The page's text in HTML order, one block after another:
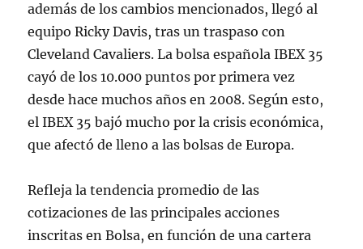
además de los cambios mencionados, llegó al
equipo Ricky Davis, tras un traspaso con
Cleveland Cavaliers. La bolsa española IBEX 35
cayó de los 10.000 puntos por primera vez
desde hace muchos años en 2008. Según esto,
el IBEX 35 bajó mucho por la crisis económica,
que afectó de lleno a las bolsas de Europa.
Refleja la tendencia promedio de las
cotizaciones de las principales acciones
inscritas en Bolsa, en función de una cartera